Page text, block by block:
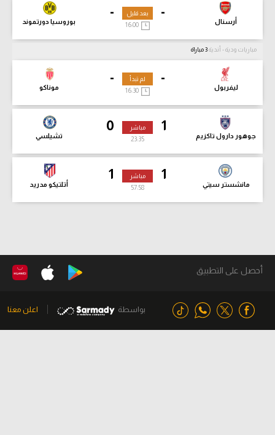
-
أرسنال
-
بوروسيا دورتموند
بعد قليل
مباريات ودية - أندية
-
ليفربول
-
موناكو
لم تبدأ
1
جوهور دارول تاكزيم
0
تشيلسي
مباشر
23:37
1
مانشستر سيتي
1
أتلتيكو مدريد
مباشر
58:00
أحصل على التطبيق
بواسطة اعلن معنا